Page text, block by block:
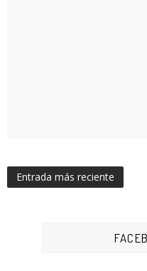
Entrada más reciente